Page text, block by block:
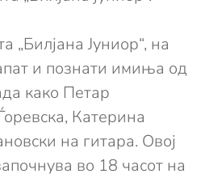
„Билјана Јуниор“, на
и познати имиња од
како Петар
Катерина
на гитара. Овој
во 18 часот на